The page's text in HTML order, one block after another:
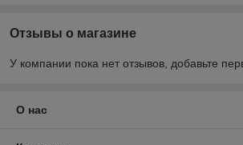
Отзывы о магазине
У компании пока нет отзывов, добавьте
О нас